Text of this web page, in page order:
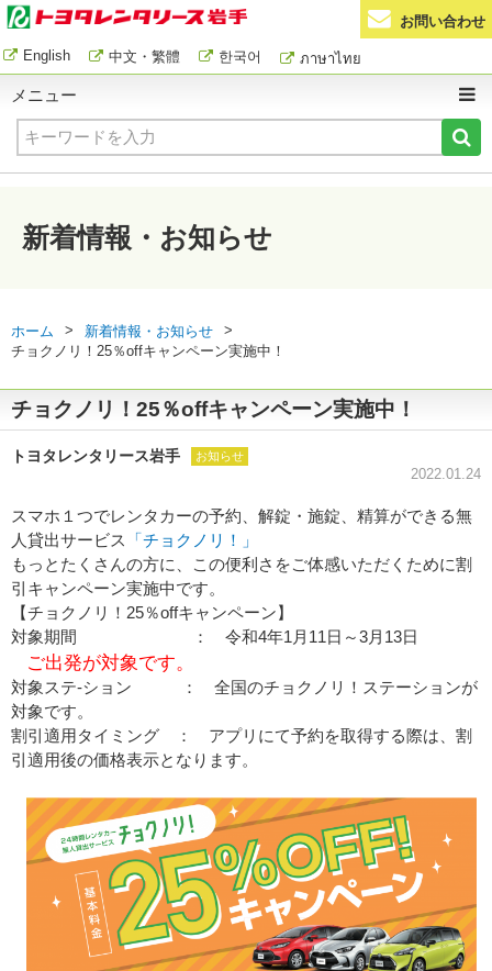
お問い合わせ
English 中文・繁體 한국어 ภาษาไทย
メニュー
新着情報・お知らせ
ホーム > 新着情報・お知らせ
>
チョクノリ！25％offキャンペーン実施中！
チョクノリ！25％offキャンペーン実施中！
トヨタレンタリース岩手 お知らせ
2022.01.24
スマホ１つでレンタカーの予約、解錠・施錠、精算ができる無
人貸出サービス
「チョクノリ！」
もっとたくさんの方に、この便利さをご体感いただくために割
引キャンペーン実施中です。
【チョクノリ！25％offキャンペーン】
対象期間 ： 令和4年1月11日～3月13日
ご出発が対象です。
対象ステ-ション ： 全国のチョクノリ！ステーションが
対象です。
割引適用タイミング ： アプリにて予約を取得する際は、割
引適用後の価格表示となります。